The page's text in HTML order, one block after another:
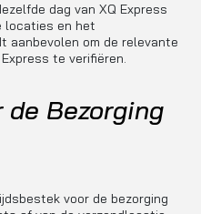
dag van XQ Express
locaties en het
aanbevolen om de relevante
te verifiëren.
Bezorging
voor de bezorging